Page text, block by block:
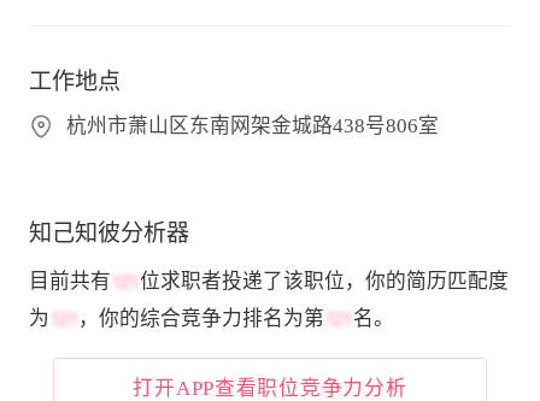
工作地点
杭州市萧山区东南网架金城路438号806室
知己知彼分析器
目前共有
位求职者投递了该职位，你的简历匹配度
为
，你的综合竞争力排名为第 名。
打开APP查看职位竞争力分析